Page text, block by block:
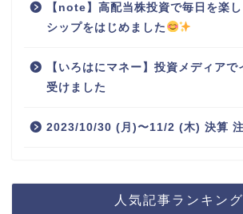
【note】高配当株投資で毎日を楽
シップをはじめました
【いろはにマネー】投資メディア
受けました
2023/10/30 (月)〜11/2 (木) 決算
人気記事ランキング